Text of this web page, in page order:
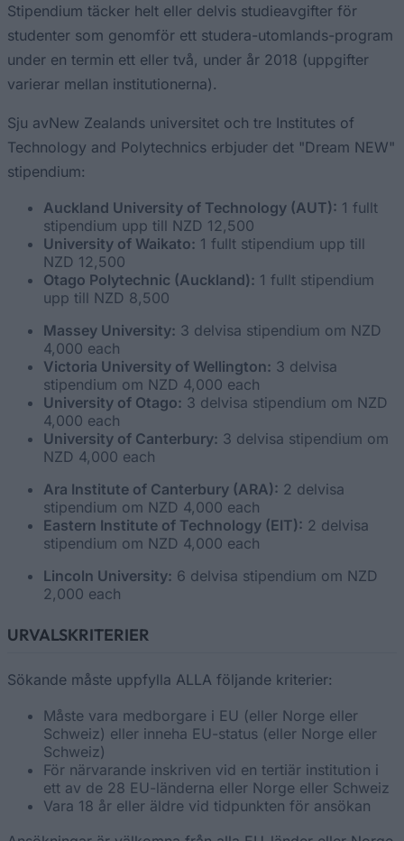
Stipendium täcker helt eller delvis studieavgifter för
studenter som genomför ett studera-utomlands-program
under en termin ett eller två, under år 2018 (uppgifter
varierar mellan institutionerna).
Sju avNew Zealands universitet och tre Institutes of
Technology and Polytechnics erbjuder det "Dream NEW"
stipendium:
Auckland University of Technology (AUT): 1 fullt
stipendium upp till NZD 12,500
University of Waikato: 1 fullt stipendium upp till
NZD 12,500
Otago Polytechnic (Auckland): 1 fullt stipendium
upp till NZD 8,500
Massey University: 3 delvisa stipendium om NZD
4,000 each
Victoria University of Wellington: 3 delvisa
stipendium om NZD 4,000 each
University of Otago: 3 delvisa stipendium om NZD
4,000 each
University of Canterbury: 3 delvisa stipendium om
NZD 4,000 each
Ara Institute of Canterbury (ARA): 2 delvisa
stipendium om NZD 4,000 each
Eastern Institute of Technology (EIT): 2 delvisa
stipendium om NZD 4,000 each
Lincoln University: 6 delvisa stipendium om NZD
2,000 each
URVALSKRITERIER
Sökande måste uppfylla ALLA följande kriterier:
Måste vara medborgare i EU (eller Norge eller
Schweiz) eller inneha EU-status (eller Norge eller
Schweiz)
För närvarande inskriven vid en tertiär institution i
ett av de 28 EU-länderna eller Norge eller Schweiz
Vara 18 år eller äldre vid tidpunkten för ansökan